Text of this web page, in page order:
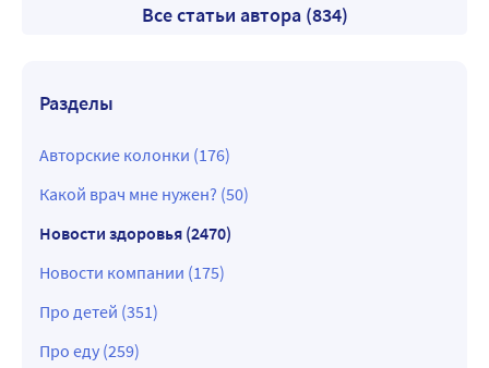
Все статьи автора (834)
Разделы
Авторские колонки (176)
Какой врач мне нужен? (50)
Новости здоровья (2470)
Новости компании (175)
Про детей (351)
Про еду (259)